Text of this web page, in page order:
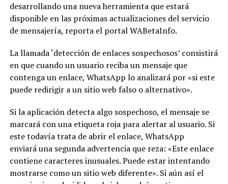
desarrollando una nueva herramienta que estará
disponible en las próximas actualizaciones del servicio
de mensajería, reporta el portal WABetaInfo.
La llamada ‘detección de enlaces sospechosos’ consistirá
en que cuando un usuario reciba un mensaje que
contenga un enlace, WhatsApp lo analizará por «si este
puede redirigir a un sitio web falso o alternativo».
Si la aplicación detecta algo sospechoso, el mensaje se
marcará con una etiqueta roja para alertar al usuario. Si
este todavía trata de abrir el enlace, WhatsApp
enviará una segunda advertencia que reza: «Este enlace
contiene caracteres inusuales. Puede estar intentando
mostrarse como un sitio web diferente». Si aún así el